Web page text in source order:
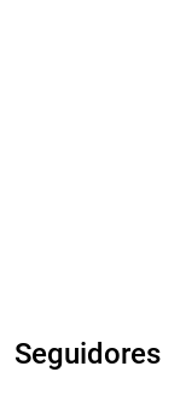
Seguidores